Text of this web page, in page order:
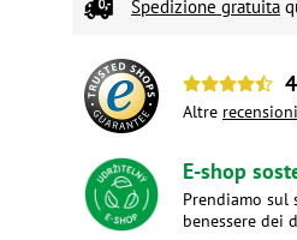
Spedizione gratuita
Altre recensioni
E-shop
Prendiamo sul
benessere dei